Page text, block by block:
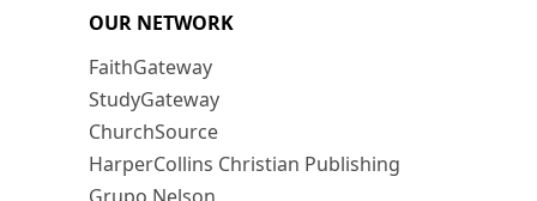
OUR NETWORK
FaithGateway
StudyGateway
ChurchSource
HarperCollins Christian Publishing